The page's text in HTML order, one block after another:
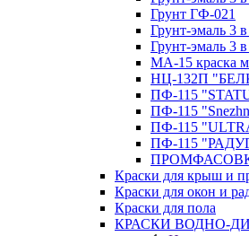
Грунт ГФ-021
Грунт-эмаль 3
Грунт-эмаль 3
МА-15 краска
НЦ-132П
ПФ-115
ПФ-115
ПФ-115
ПФ-115
Краски для крыш и
Краски для окон и
Краски для пола
КРАСКИ ВОДНО-